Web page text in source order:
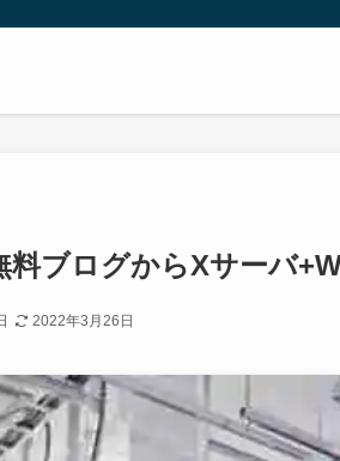
料ブログからXサーバ
2022年3月26日